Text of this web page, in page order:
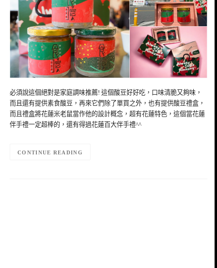
必須說這個絕對是家庭調味推薦! 這個酸豆好好吃，口味清脆又夠味，
而且還有提供素食酸豆，再來它們除了單買之外，也有提供酸豆禮盒，
而且禮盒將花蓮米老鼠當作他的設計概念，超有花蓮特色，這個當花蓮
伴手禮一定超棒的，還有得過花蓮百大伴手禮^^
CONTINUE READING